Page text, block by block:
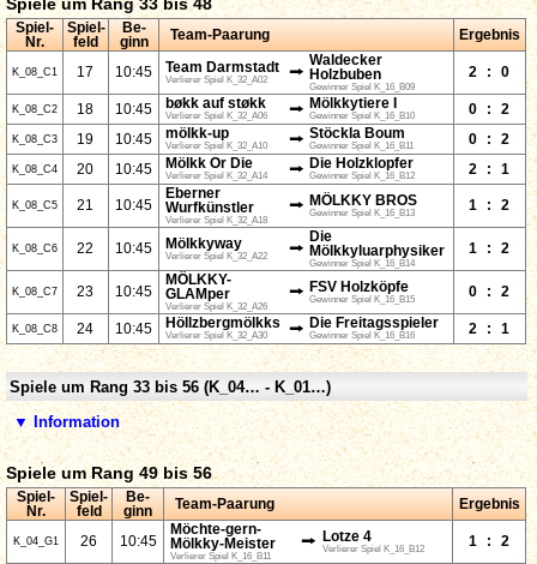
Spiel-
Nr.
Spiel-
feld
Be-
ginn
Team-Paarung Ergebnis
K_08_C1 17 10:45 Team Darmstadt
Verlierer Spiel K_32_A02 ⭢
Waldecker
Holzbuben
Gewinner Spiel K_16_B09
2 : 0
K_08_C2 18 10:45 bøkk auf støkk
Verlierer Spiel K_32_A06 ⭢ Mölkkytiere I
Gewinner Spiel K_16_B10 0 : 2
K_08_C3 19 10:45 mölkk-up
Verlierer Spiel K_32_A10 ⭢ Stöckla Boum
Gewinner Spiel K_16_B11 0 : 2
K_08_C4 20 10:45 Mölkk Or Die
Verlierer Spiel K_32_A14 ⭢ Die Holzklopfer
Gewinner Spiel K_16_B12 2 : 1
K_08_C5 21 10:45
Eberner
Wurfkünstler
Verlierer Spiel K_32_A18
⭢ MÖLKKY BROS
Gewinner Spiel K_16_B13
1 : 2
K_08_C6 22 10:45 Mölkkyway
Verlierer Spiel K_32_A22 ⭢
Die
Mölkkyluarphysiker
Gewinner Spiel K_16_B14
1 : 2
K_08_C7 23 10:45
MÖLKKY-
GLAMper
Verlierer Spiel K_32_A26
⭢ FSV Holzköpfe
Gewinner Spiel K_16_B15
0 : 2
K_08_C8 24 10:45 Höllzbergmölkks
Verlierer Spiel K_32_A30 ⭢ Die Freitagsspieler
Gewinner Spiel K_16_B16 2 : 1
Spiele um Rang 33 bis 56 (K_04… - K_01…)
▼ Information
Spiele um Rang 49 bis 56
Spiel-
Nr.
Spiel-
feld
Be-
ginn
Team-Paarung Ergebnis
K_04_G1 26 10:45
Möchte-gern-
Mölkky-Meister
Verlierer Spiel K_16_B11
⭢ Lotze 4
Verlierer Spiel K_16_B12
1 : 2